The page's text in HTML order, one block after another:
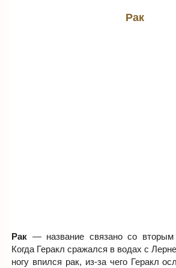
Рак
Рак — название связано со вторым
Когда Геракл сражался в водах с
ногу впился рак, из-за чего Геракл